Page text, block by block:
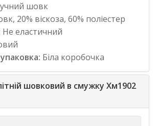
шовк
20% віскоза, 60% поліестер
Не еластичний
Біла коробочка
шовковий в смужку Хм1902